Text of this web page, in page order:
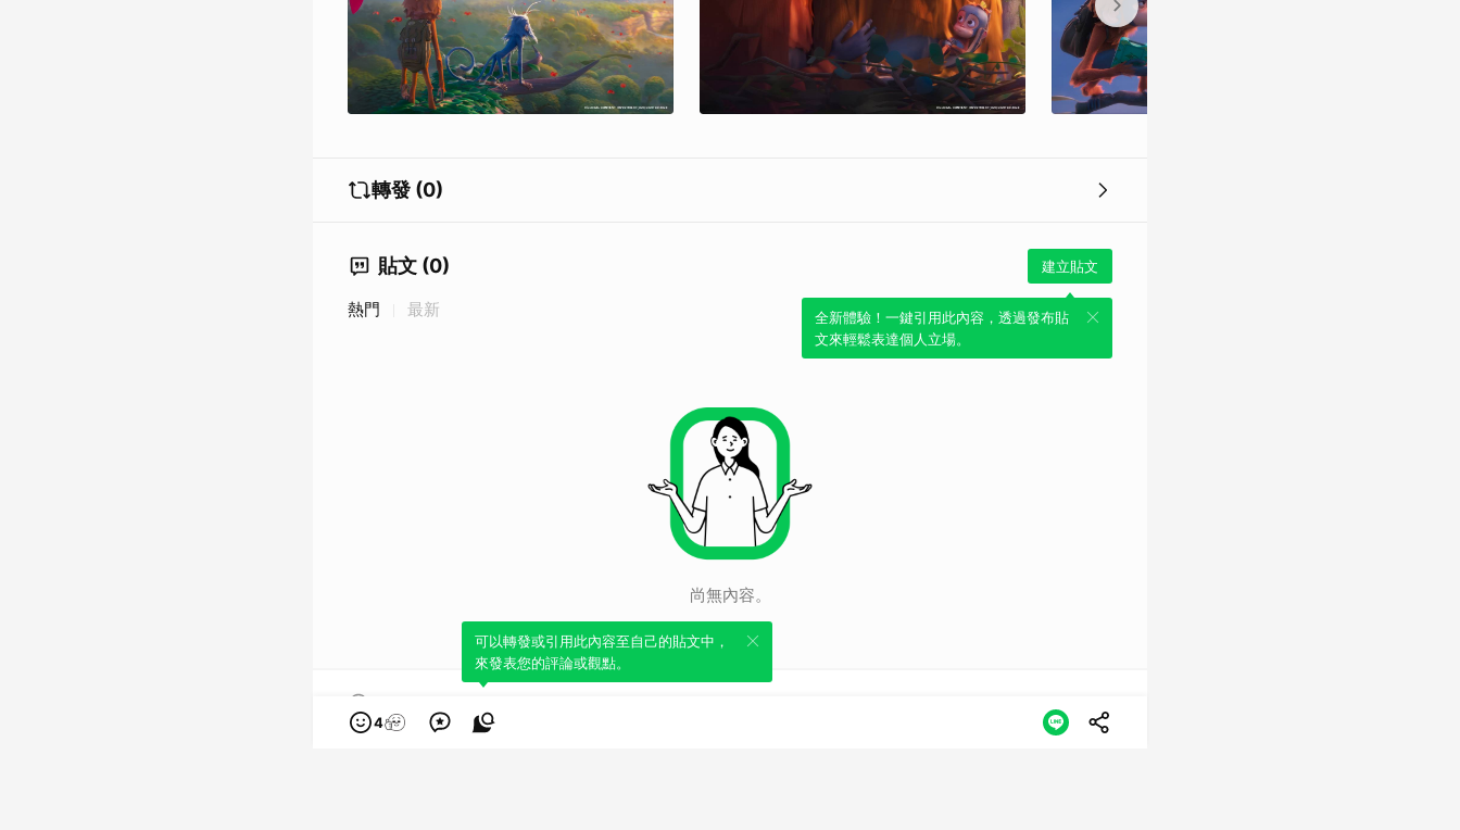
轉發 (0)
貼文 (0) 建立貼文
全新體驗！一鍵引用此內容，透過發布貼
文來輕鬆表達個人立場。
熱門 最新
尚無內容。
4
可以轉發或引用此內容至自己的貼文中，
來發表您的評論或觀點。